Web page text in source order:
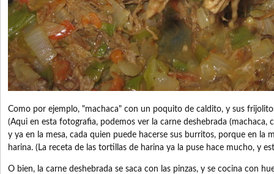
Como por ejemplo, "machaca" con un poquito de caldito, y sus
(Aqui en esta fotografia, podemos ver la carne deshebrada (machaca,
y ya en la mesa, cada quien puede hacerse sus burritos, porque en la
harina. (La receta de las tortillas de harina ya la puse hace mucho, y
O bien, la carne deshebrada se saca con las pinzas, y se cocina con